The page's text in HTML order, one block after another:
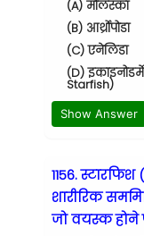
(A) मोलस्का
(B) आर्थ्रोपोडा
(C) एनेलिडा
(D)
Starfish)
Show Answer
1156.
शारीरिक
जो वयस्क होने